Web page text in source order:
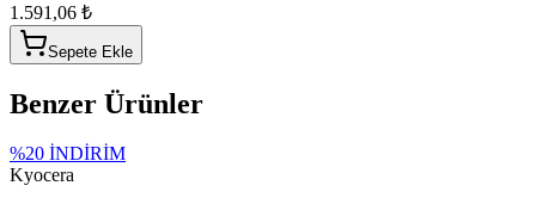
1.591,06 ₺
Sepete Ekle
Benzer Ürünler
%20 İNDİRİM
Kyocera